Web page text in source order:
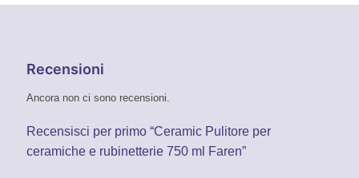
Recensioni
Ancora non ci sono recensioni.
Recensisci per primo “Ceramic Pulitore per
ceramiche e rubinetterie 750 ml Faren”